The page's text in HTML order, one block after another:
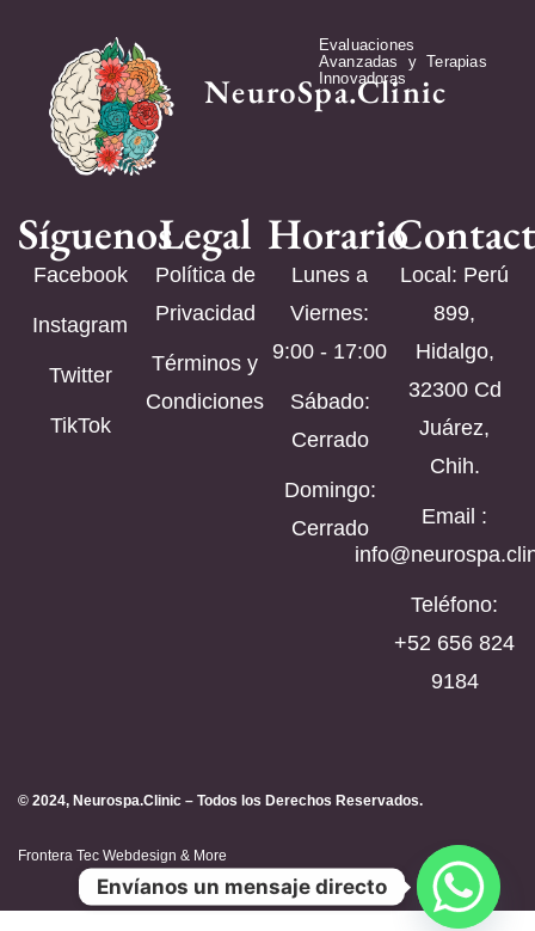
NeuroSpa.Clinic
Evaluaciones
Avanzadas y Terapias
Innovadoras
Síguenos
Facebook
Instagram
Twitter
TikTok
Legal
Política de
Privacidad
Términos y
Condiciones
Horario
Lunes a
Viernes:
9:00 - 17:00
Sábado:
Cerrado
Domingo:
Cerrado
Local: Perú
899,
Hidalgo,
32300 Cd
Juárez,
Chih.
Email :
Teléfono:
‪+52 656 824
9184‬
© 2024, Neurospa.Clinic – Todos los Derechos Reservados.
Frontera Tec Webdesign & More
Envíanos un mensaje directo